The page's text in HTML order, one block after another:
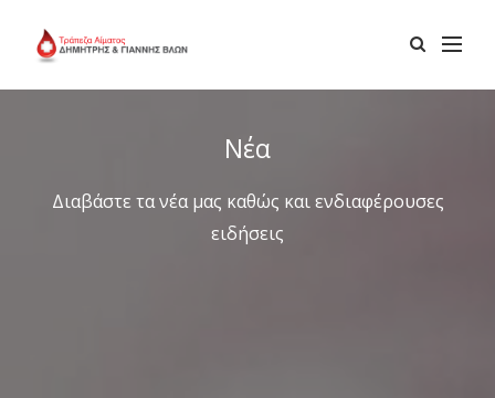
Νέα
Διαβάστε τα νέα μας καθώς και ενδιαφέρουσες
ειδήσεις